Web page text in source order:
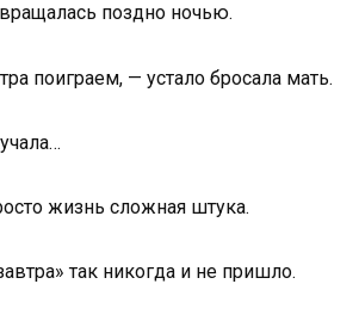
поздно ночью.
поиграем, — устало бросала мать.
жизнь сложная штука.
так никогда и не пришло.